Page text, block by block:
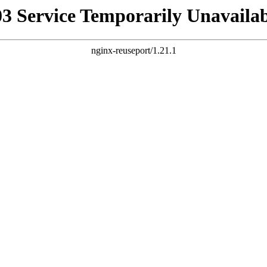
Service Temporarily
nginx-reuseport/1.21.1